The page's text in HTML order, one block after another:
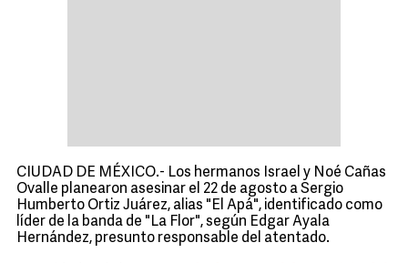
CIUDAD DE MÉXICO.- Los hermanos Israel y Noé Cañas
Ovalle planearon asesinar el 22 de agosto a Sergio
Humberto Ortiz Juárez, alias "El Apá", identificado como
líder de la banda de "La Flor", según Edgar Ayala
Hernández, presunto responsable del atentado.